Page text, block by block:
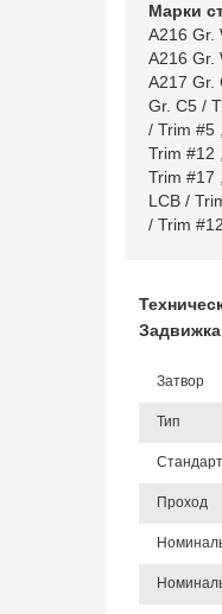
Марки
A216 Gr.
A216 Gr.
A217 Gr.
Gr. C5 /
/ Trim #5,
Trim #12
Trim #17
LCB /
/ Trim #12
Задвижка
Затвор
Тип
Стандарт
Проход